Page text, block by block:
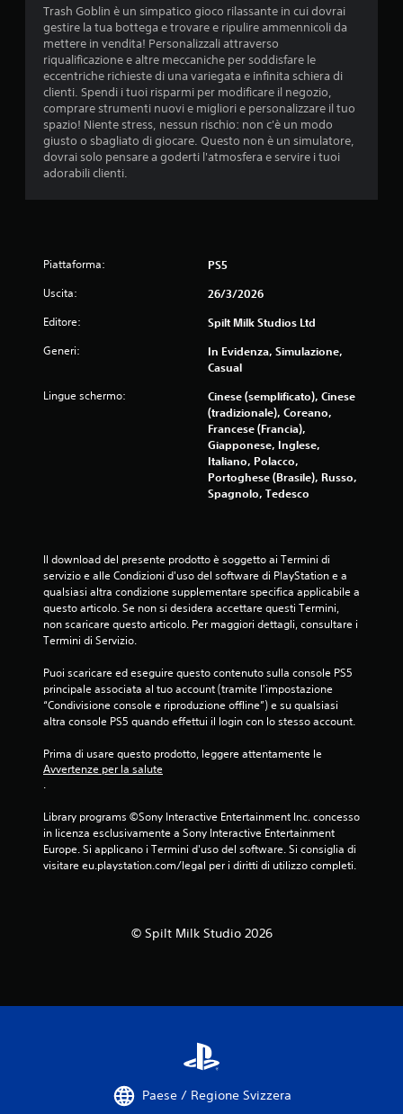
l
s
u
c
i
d
a
1
a
l
u
t
a
z
n
i
Trash Goblin è un simpatico gioco rilassante in cui dovrai
gestire la tua bottega e trovare e ripulire ammennicoli da
mettere in vendita! Personalizzali attraverso
riqualificazione e altre meccaniche per soddisfare le
eccentriche richieste di una variegata e infinita schiera di
clienti. Spendi i tuoi risparmi per modificare il negozio,
comprare strumenti nuovi e migliori e personalizzare il tuo
spazio! Niente stress, nessun rischio: non c'è un modo
giusto o sbagliato di giocare. Questo non è un simulatore,
dovrai solo pensare a goderti l'atmosfera e servire i tuoi
adorabili clienti.
Piattaforma: PS5
Uscita: 26/3/2026
Editore: Spilt Milk Studios Ltd
Generi:
In Evidenza, Simulazione,
Casual
Lingue schermo:
Cinese (semplificato), Cinese
(tradizionale), Coreano,
Francese (Francia),
Giapponese, Inglese,
Italiano, Polacco,
Portoghese (Brasile), Russo,
Spagnolo, Tedesco
Il download del presente prodotto è soggetto ai Termini di
servizio e alle Condizioni d'uso del software di PlayStation e a
qualsiasi altra condizione supplementare specifica applicabile a
questo articolo. Se non si desidera accettare questi Termini,
non scaricare questo articolo. Per maggiori dettagli, consultare i
Termini di Servizio.
Puoi scaricare ed eseguire questo contenuto sulla console PS5
principale associata al tuo account (tramite l'impostazione
“Condivisione console e riproduzione offline”) e su qualsiasi
altra console PS5 quando effettui il login con lo stesso account.
Prima di usare questo prodotto, leggere attentamente le
Avvertenze per la salute
.
Library programs ©Sony Interactive Entertainment Inc. concesso
in licenza esclusivamente a Sony Interactive Entertainment
Europe. Si applicano i Termini d'uso del software. Si consiglia di
visitare eu.playstation.com/legal per i diritti di utilizzo completi.
© Spilt Milk Studio 2026
Paese / Regione Svizzera